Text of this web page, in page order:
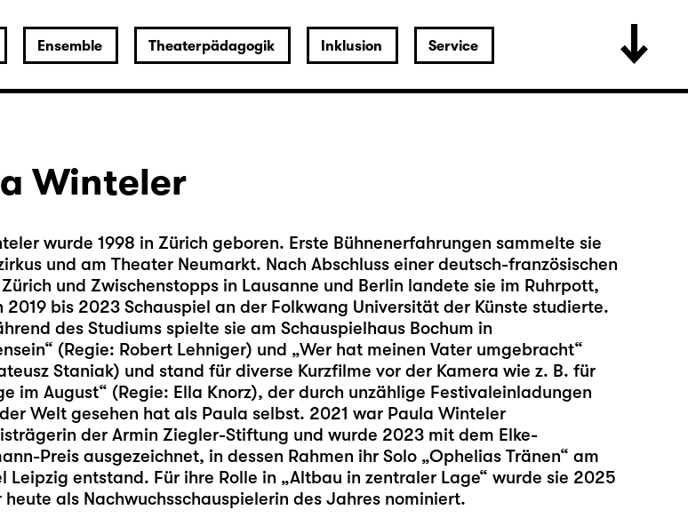
Ensemble Theaterpädagogik Inklusion Service
Winteler
wurde 1998 in Zürich geboren. Erste Bühnenerfahrungen sammelte sie
und am Theater Neumarkt. Nach Abschluss einer deutsch-französischen
und Zwischenstopps in Lausanne und Berlin landete sie im Ruhrpott,
2019 bis 2023 Schauspiel an der Folkwang Universität der Künste studierte.
des Studiums spielte sie am Schauspielhaus Bochum in
(Regie: Robert Lehniger) und „Wer hat meinen Vater umgebracht“
Staniak) und stand für diverse Kurzfilme vor der Kamera wie z. B. für
im August“ (Regie: Ella Knorz), der durch unzählige Festivaleinladungen
Welt gesehen hat als Paula selbst. 2021 war Paula Winteler
der Armin Ziegler-Stiftung und wurde 2023 mit dem Elke-
Preis ausgezeichnet, in dessen Rahmen ihr Solo „Ophelias Tränen“ am
Leipzig entstand. Für ihre Rolle in „Altbau in zentraler Lage“ wurde sie 2025
heute als Nachwuchsschauspielerin des Jahres nominiert.